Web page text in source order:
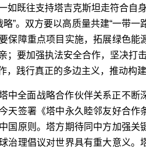
如既往支持塔吉克斯坦走符合自
”。双方要以高质量共建“一带
保障重点项目实施，拓展绿色
；要加强执法安全合作，坚决打
，践行真正的多边主义，推动构
中全面战略合作伙伴关系正不
天签署《塔中永久睦邻友好合
国原则。塔方期待同中方加强
治理倡议对世界具有重大意义